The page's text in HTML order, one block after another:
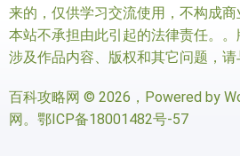
来的，仅供学习交流使用，不构成商
本站不承担由此引起的法律责任。
涉及作品内容、版权和其它问题，请
百科攻略网 © 2026，Powered by
网。 鄂ICP备18001482号-57